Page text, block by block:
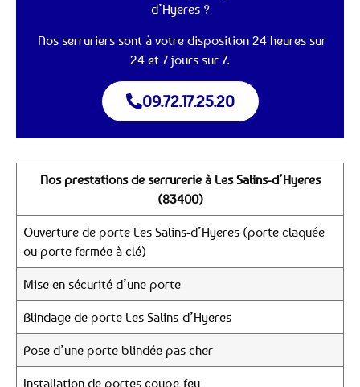
d’Hyeres ?
Nos serruriers sont à votre disposition 24 heures sur
24 et 7 jours sur 7.
09.72.17.25.20
Nos prestations de serrurerie à Les Salins-d’Hyeres
(83400)
Ouverture de porte Les Salins-d’Hyeres (porte claquée
ou porte fermée à clé)
Mise en sécurité d’une porte
Blindage de porte Les Salins-d’Hyeres
Pose d’une porte blindée pas cher
Installation de portes coupe-feu